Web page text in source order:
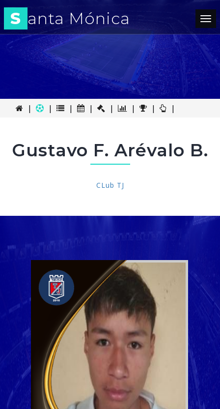
S anta Mónica
| | | | | | | |
Gustavo F. Arévalo B.
CLub TJ